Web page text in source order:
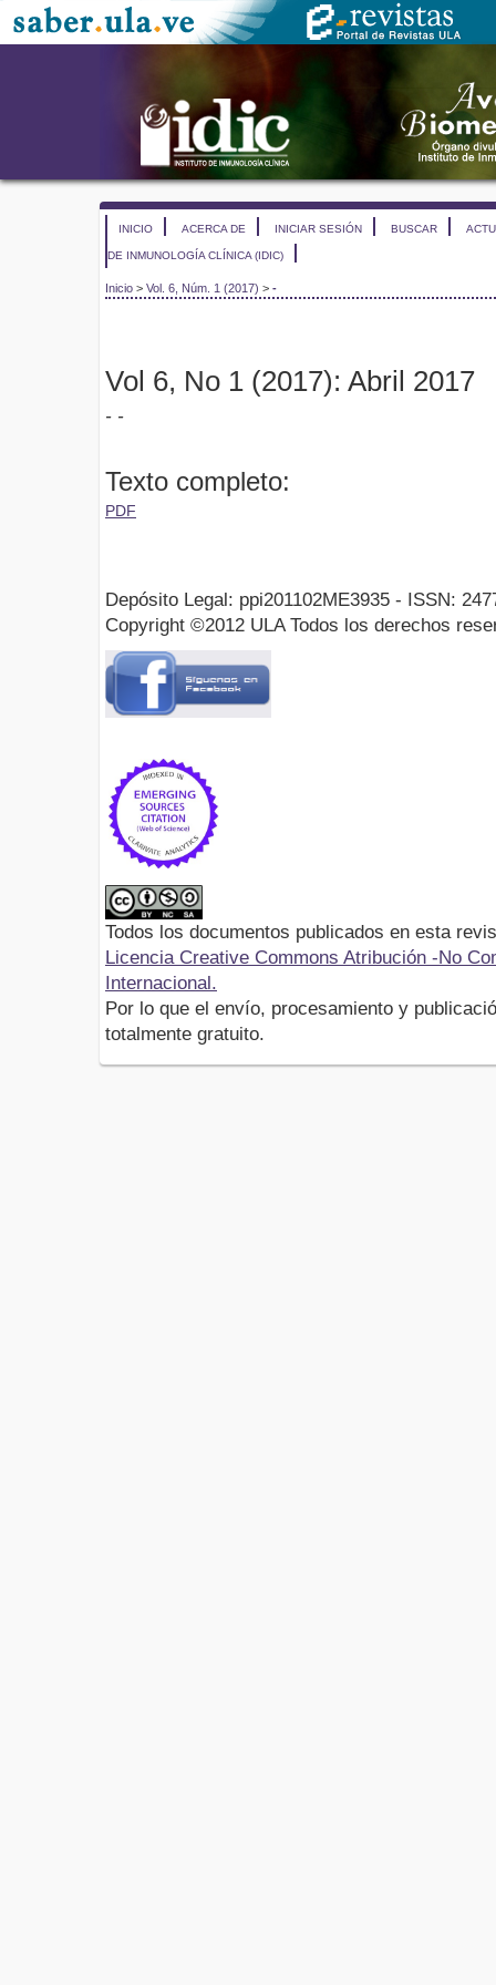
INICIO ACERCA DE INICIAR SESIÓN BUSCAR
DE INMUNOLOGÍA CLÍNICA (IDIC)
Inicio > Vol. 6, Núm. 1 (2017) > -
Vol 6, No 1 (2017): Abril 2017
- -
Texto completo:
PDF
Depósito Legal: ppi201102ME3935 - ISSN:
Copyright ©2012 ULA Todos los derechos
Todos los documentos publicados en esta
Licencia Creative Commons Atribución -No
Internacional.
Por lo que el envío, procesamiento y
totalmente gratuito.